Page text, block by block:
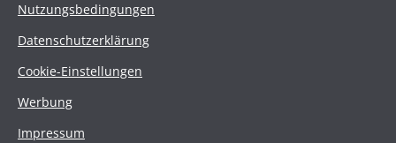
Nutzungsbedingungen
Datenschutzerklärung
Cookie-Einstellungen
Werbung
Impressum